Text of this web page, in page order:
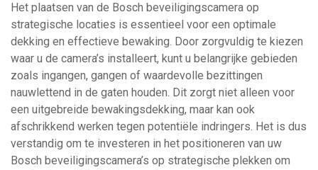
Het plaatsen van de Bosch beveiligingscamera op
strategische locaties is essentieel voor een optimale
dekking en effectieve bewaking. Door zorgvuldig te kiezen
waar u de camera’s installeert, kunt u belangrijke gebieden
zoals ingangen, gangen of waardevolle bezittingen
nauwlettend in de gaten houden. Dit zorgt niet alleen voor
een uitgebreide bewakingsdekking, maar kan ook
afschrikkend werken tegen potentiële indringers. Het is dus
verstandig om te investeren in het positioneren van uw
Bosch beveiligingscamera’s op strategische plekken om